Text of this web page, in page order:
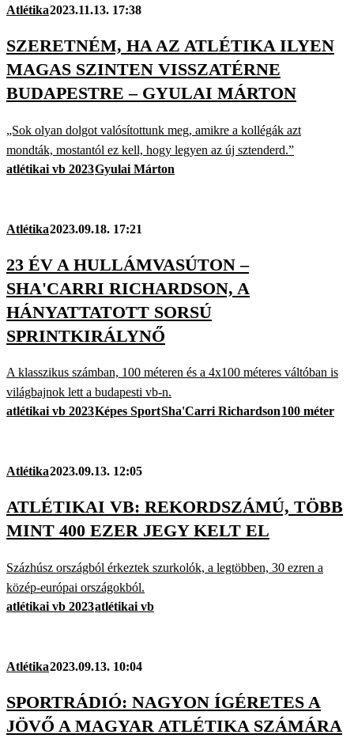
Atlétika2023.11.13. 17:38
SZERETNÉM, HA AZ ATLÉTIKA ILYEN
MAGAS SZINTEN VISSZATÉRNE
BUDAPESTRE – GYULAI MÁRTON
„Sok olyan dolgot valósítottunk meg, amikre a kollégák azt
mondták, mostantól ez kell, hogy legyen az új sztenderd.”
atlétikai vb 2023Gyulai Márton
Atlétika2023.09.18. 17:21
23 ÉV A HULLÁMVASÚTON –
SHA'CARRI RICHARDSON, A
HÁNYATTATOTT SORSÚ
SPRINTKIRÁLYNŐ
A klasszikus számban, 100 méteren és a 4x100 méteres váltóban is
világbajnok lett a budapesti vb-n.
atlétikai vb 2023Képes SportSha'Carri Richardson100 méter
Atlétika2023.09.13. 12:05
ATLÉTIKAI VB: REKORDSZÁMÚ, TÖBB
MINT 400 EZER JEGY KELT EL
Százhúsz országból érkeztek szurkolók, a legtöbben, 30 ezren a
közép-európai országokból.
atlétikai vb 2023atlétikai vb
Atlétika2023.09.13. 10:04
SPORTRÁDIÓ: NAGYON ÍGÉRETES A
JÖVŐ A MAGYAR ATLÉTIKA SZÁMÁRA